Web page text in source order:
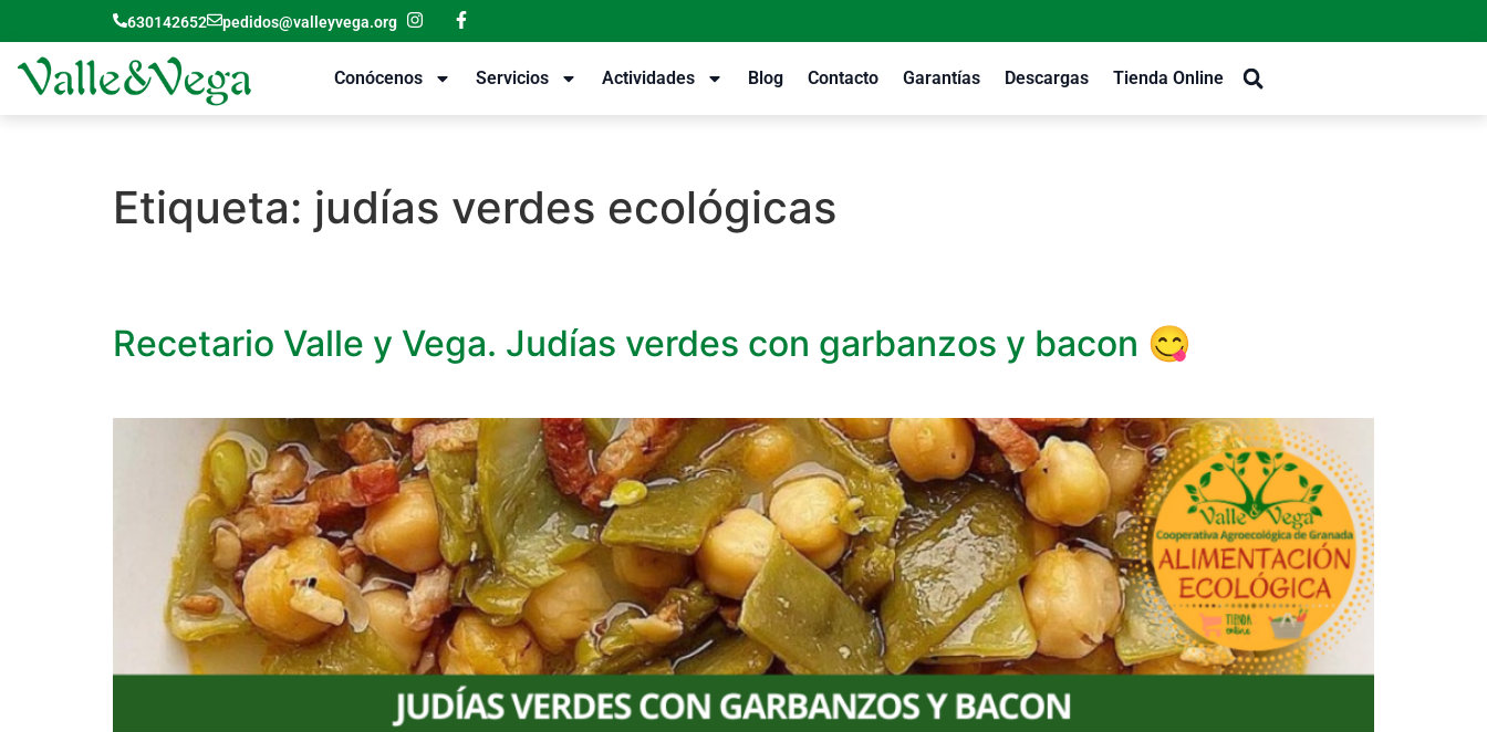
630142652 pedidos@valleyvega.org
Conócenos Servicios Actividades Blog Contacto Garantías Descargas Tienda Online
Etiqueta: judías verdes ecológicas
Recetario Valle y Vega. Judías verdes con garbanzos y bacon 😋